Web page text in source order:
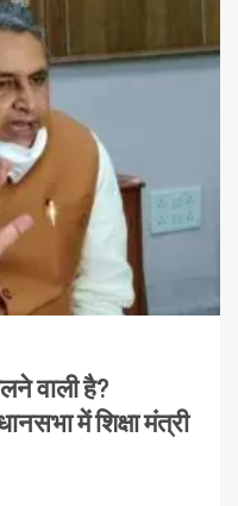
वाली है?
में शिक्षा मंत्री